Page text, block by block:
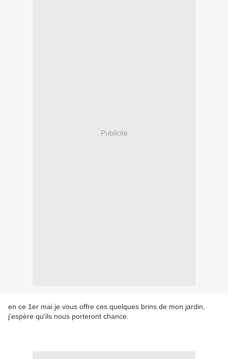
Publicité
en ce 1er mai je vous offre ces quelques brins de mon jardin,
j'espère qu'ils nous porteront chance.